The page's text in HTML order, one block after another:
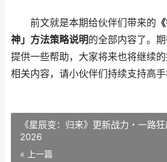
前文就是本期给伙伴们带来的
神」方法策略说明的全部内容了。
提供一些帮助，大家将来也将继续
相关内容，请小伙伴们持续支持高手
《星辰变：归来》更新战力・一路
2026
« 上一篇